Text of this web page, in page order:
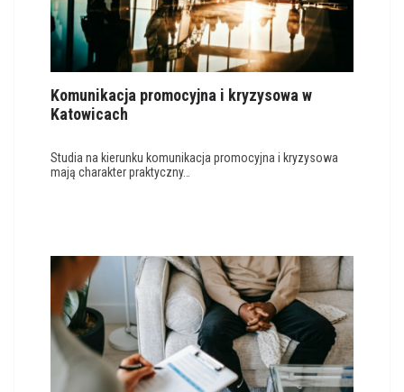
Komunikacja promocyjna i kryzysowa w
Katowicach
Studia na kierunku komunikacja promocyjna i kryzysowa
mają charakter praktyczny…